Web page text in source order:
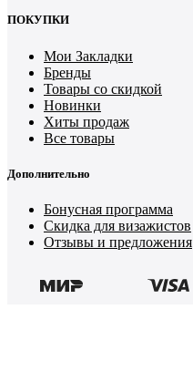
ПОКУПКИ
Мои Закладки
Бренды
Товары со скидкой
Новинки
Хиты продаж
Все товары
Дополнительно
Бонусная программа
Скидка для визажистов
Отзывы и предложения